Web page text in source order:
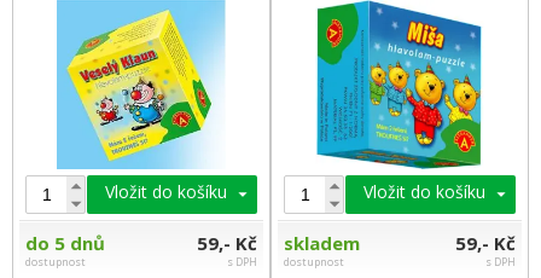
Vložit do košíku
do 5 dnů
dostupnost
59,- Kč
s DPH
Vložit do košíku
skladem
dostupnost
59,- Kč
s DPH